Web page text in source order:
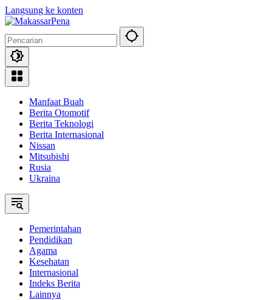
Langsung ke konten
Manfaat Buah
Berita Otomotif
Berita Teknologi
Berita Internasional
Nissan
Mitsubishi
Rusia
Ukraina
Pemerintahan
Pendidikan
Agama
Kesehatan
Internasional
Indeks Berita
Lainnya